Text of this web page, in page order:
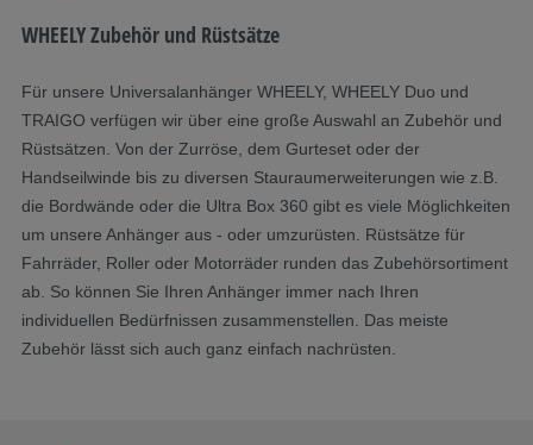
WHEELY Zubehör und Rüstsätze
Für unsere Universalanhänger WHEELY, WHEELY Duo und
TRAIGO verfügen wir über eine große Auswahl an Zubehör und
Rüstsätzen. Von der Zurröse, dem Gurteset oder der
Handseilwinde bis zu diversen Stauraumerweiterungen wie z.B.
die Bordwände oder die Ultra Box 360 gibt es viele Möglichkeiten
um unsere Anhänger aus - oder umzurüsten. Rüstsätze für
Fahrräder, Roller oder Motorräder runden das Zubehörsortiment
ab. So können Sie Ihren Anhänger immer nach Ihren
individuellen Bedürfnissen zusammenstellen. Das meiste
Zubehör lässt sich auch ganz einfach nachrüsten.